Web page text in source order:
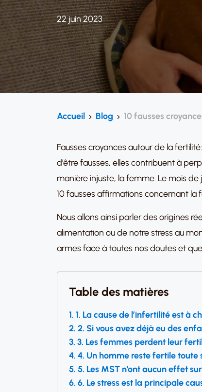
22 juin 2023
Accueil Blog 10 fausses
Fausses croyances autour de la
d’être fausses, elles contribuent à
manière injuste, la femme. Le mois
10 fausses affirmations concernant la
Nous allons ainsi parler des origines
alimentation ou de notre stress au
armes face à toutes nos doutes et
Table des matières
1. La cause de l’infertilité est à
2. Si vous avez déjà eu des
3. Les femmes perdent leur
4. Un homme reste fertile toute
5. Les MST n’ont aucun effet
6. Le stress est la principale